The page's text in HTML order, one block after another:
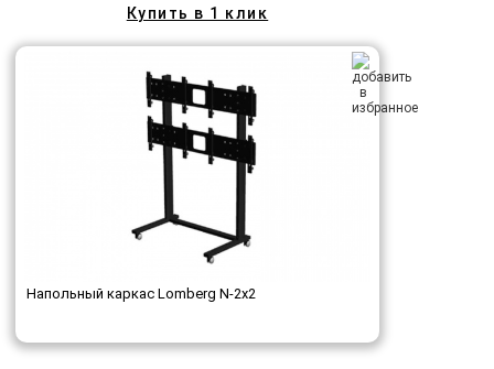
Купить в 1 клик
Напольный каркас Lomberg N-2х2